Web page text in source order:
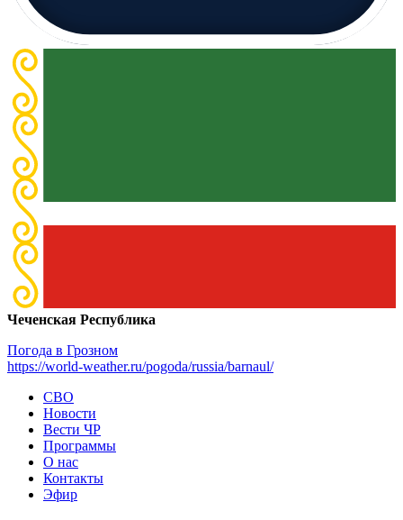
Чеченская Республика
Погода в Грозном
https://world-weather.ru/pogoda/russia/barnaul/
СВО
Новости
Вести ЧР
Программы
О нас
Контакты
Эфир